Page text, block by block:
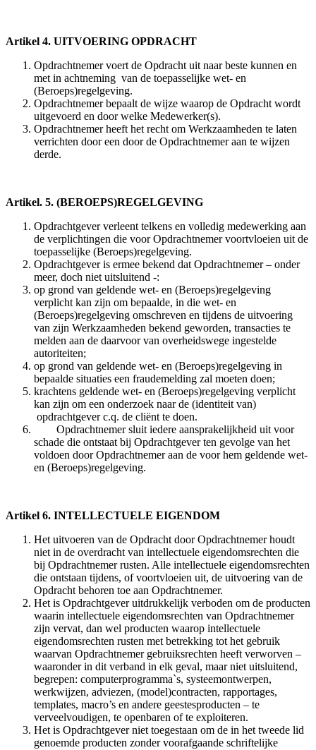
Artikel 4. UITVOERING OPDRACHT
Opdrachtnemer voert de Opdracht uit naar beste kunnen en
met in achtneming van de toepasselijke wet- en
(Beroeps)regelgeving.
Opdrachtnemer bepaalt de wijze waarop de Opdracht wordt
uitgevoerd en door welke Medewerker(s).
Opdrachtnemer heeft het recht om Werkzaamheden te laten
verrichten door een door de Opdrachtnemer aan te wijzen
derde.
Artikel. 5. (BEROEPS)REGELGEVING
Opdrachtgever verleent telkens en volledig medewerking aan
de verplichtingen die voor Opdrachtnemer voortvloeien uit de
toepasselijke (Beroeps)regelgeving.
Opdrachtgever is ermee bekend dat Opdrachtnemer – onder
meer, doch niet uitsluitend -:
op grond van geldende wet- en (Beroeps)regelgeving
verplicht kan zijn om bepaalde, in die wet- en
(Beroeps)regelgeving omschreven en tijdens de uitvoering
van zijn Werkzaamheden bekend geworden, transacties te
melden aan de daarvoor van overheidswege ingestelde
autoriteiten;
op grond van geldende wet- en (Beroeps)regelgeving in
bepaalde situaties een fraudemelding zal moeten doen;
krachtens geldende wet- en (Beroeps)regelgeving verplicht
kan zijn om een onderzoek naar de (identiteit van)
opdrachtgever c.q. de cliënt te doen.
Opdrachtnemer sluit iedere aansprakelijkheid uit voor
schade die ontstaat bij Opdrachtgever ten gevolge van het
voldoen door Opdrachtnemer aan de voor hem geldende wet-
en (Beroeps)regelgeving.
Artikel 6. INTELLECTUELE EIGENDOM
Het uitvoeren van de Opdracht door Opdrachtnemer houdt
niet in de overdracht van intellectuele eigendomsrechten die
bij Opdrachtnemer rusten. Alle intellectuele eigendomsrechten
die ontstaan tijdens, of voortvloeien uit, de uitvoering van de
Opdracht behoren toe aan Opdrachtnemer.
Het is Opdrachtgever uitdrukkelijk verboden om de producten
waarin intellectuele eigendomsrechten van Opdrachtnemer
zijn vervat, dan wel producten waarop intellectuele
eigendomsrechten rusten met betrekking tot het gebruik
waarvan Opdrachtnemer gebruiksrechten heeft verworven –
waaronder in dit verband in elk geval, maar niet uitsluitend,
begrepen: computerprogramma`s, systeemontwerpen,
werkwijzen, adviezen, (model)contracten, rapportages,
templates, macro’s en andere geestesproducten – te
verveelvoudigen, te openbaren of te exploiteren.
Het is Opdrachtgever niet toegestaan om de in het tweede lid
genoemde producten zonder voorafgaande schriftelijke